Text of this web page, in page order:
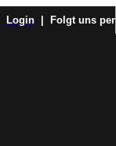
Login
| Folgt uns per